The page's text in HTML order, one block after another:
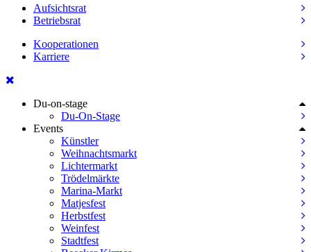
Aufsichtsrat
Betriebsrat
Kooperationen
Karriere
Du-on-stage
Du-On-Stage
Events
Künstler
Weihnachtsmarkt
Lichtermarkt
Trödelmärkte
Marina-Markt
Matjesfest
Herbstfest
Weinfest
Stadtfest